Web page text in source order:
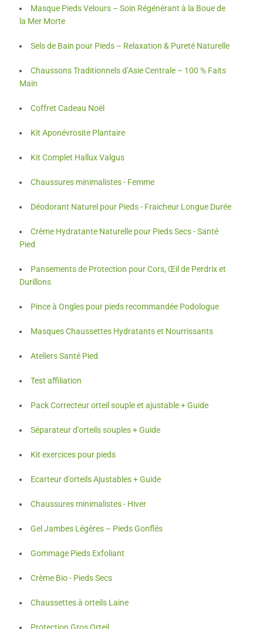
Masque Pieds Velours – Soin Régénérant à la Boue de
la Mer Morte
Sels de Bain pour Pieds – Relaxation & Pureté Naturelle
Chaussons Traditionnels d’Asie Centrale – 100 % Faits
Main
Coffret Cadeau Noël
Kit Aponévrosite Plantaire
Kit Complet Hallux Valgus
Chaussures minimalistes - Femme
Déodorant Naturel pour Pieds - Fraicheur Longue Durée
Crème Hydratante Naturelle pour Pieds Secs - Santé
Pied
Pansements de Protection pour Cors, Œil de Perdrix et
Durillons
Pince à Ongles pour pieds recommandée Podologue
Masques Chaussettes Hydratants et Nourrissants
Ateliers Santé Pied
Test affiliation
Pack Correcteur orteil souple et ajustable + Guide
Séparateur d'orteils souples + Guide
Kit exercices pour pieds
Ecarteur d'orteils Ajustables + Guide
Chaussures minimalistes - Hiver
Gel Jambes Légères – Pieds Gonflés
Gommage Pieds Exfoliant
Crème Bio - Pieds Secs
Chaussettes à orteils Laine
Protection Gros Orteil